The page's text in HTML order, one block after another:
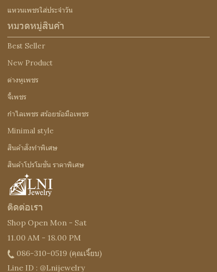
แหวนเพชรใส่ประจำวัน
หมวดหมู่สินค้า
Best Seller
New Product
ต่างหูเพชร
จี้เพชร
กำไลเพชร สร้อยข้อมือเพชร
Minimal style
สินค้าสั่งทำพิเศษ
สินค้าโปรโมชั่น ราคาพิเศษ
ติดต่อเรา
Shop Open Mon - Sat
11.00 AM - 18.00 PM
086-310-0519 (คุณเจี๊ยบ)
Line ID : @Lnijewelry